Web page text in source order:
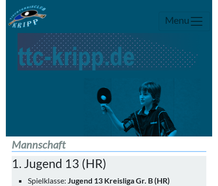
Menu
Mannschaft
1. Jugend 13 (HR)
Spielklasse: Jugend 13 Kreisliga Gr. B (HR)